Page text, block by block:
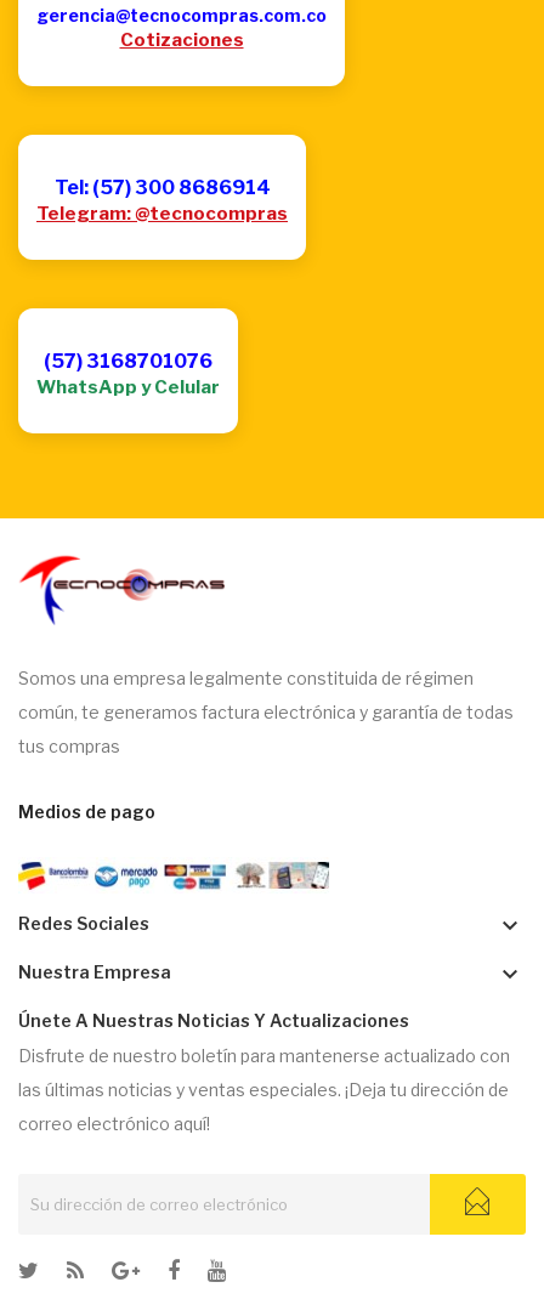
gerencia@tecnocompras.com.co
Cotizaciones
Tel: (57) 300 8686914
Telegram: @tecnocompras
(57) 3168701076
WhatsApp y Celular
Somos una empresa legalmente constituida de régimen
común, te generamos factura electrónica y garantía de todas
tus compras
Medios de pago
Redes Sociales keyboard_arrow_down
Nuestra Empresa keyboard_arrow_down
Únete A Nuestras Noticias Y Actualizaciones
Disfrute de nuestro boletín para mantenerse actualizado con
las últimas noticias y ventas especiales. ¡Deja tu dirección de
correo electrónico aquí!